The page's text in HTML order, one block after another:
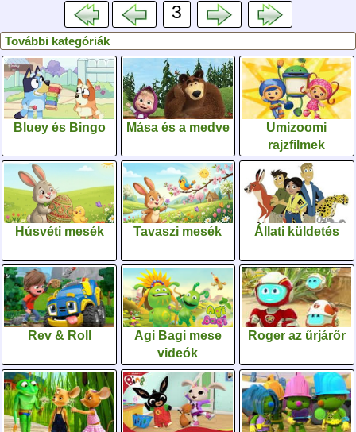
3
További kategóriák
Bluey és Bingo Mása és a medve
Umizoomi
rajzfilmek
Húsvéti mesék Tavaszi mesék Állati küldetés
Rev & Roll
Agi Bagi mese
videók
Roger az űrjárőr